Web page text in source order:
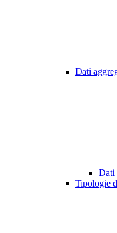
Dati
Dati
Tipologie